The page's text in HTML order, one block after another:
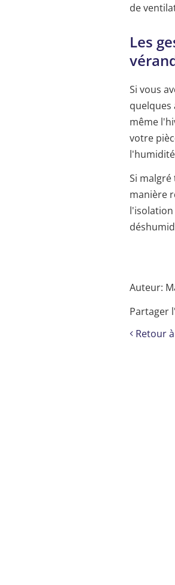
de
Les
Si vous
quelques
même
votre
Si
manière
l'isolation
Auteur:
Partager
Retour